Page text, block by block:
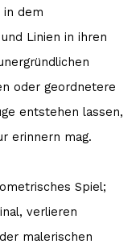
in dem
Linien in ihren
oder geordnetere
entstehen lassen,
erinnern mag.
Spiel;
verlieren
malerischen